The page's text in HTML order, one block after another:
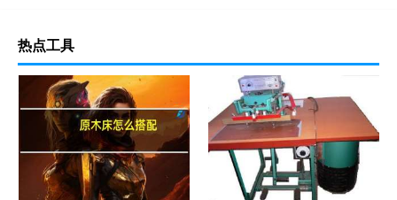
热点工具